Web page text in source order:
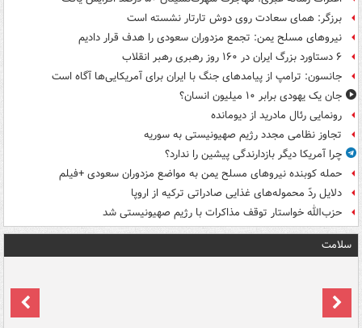
برزگر: همای سعادت روی دوش تارتار نشسته است
نیروهای مسلح یمن: تجمع مزدوران سعودی را هدف قرار دادیم
۶ دستاورد بزرگ ایران در ۱۶۰ روز رهبری رهبر انقلاب
جانسون: ترامپ از پیامدهای جنگ با ایران برای آمریکایی‌ها آگاه است
جان یک یهودی برابر ۱۰ میلیون انسان؟
رونمایی رئال مادرید از دیومانده
تجاوز نظامی مجدد رژیم صهیونیستی به سوریه
چرا آمریکا دیگر بازدارندگی پیشین را ندارد؟
حمله کوبنده نیروهای مسلح یمن به مواضع مزدوران سعودی +فیلم
دلایل ردّ محموله‌های غذایی صادراتی ترکیه از اروپا
حزب‌الله خواستار توقف مذاکرات با رژیم صهیونیستی شد
سلامت